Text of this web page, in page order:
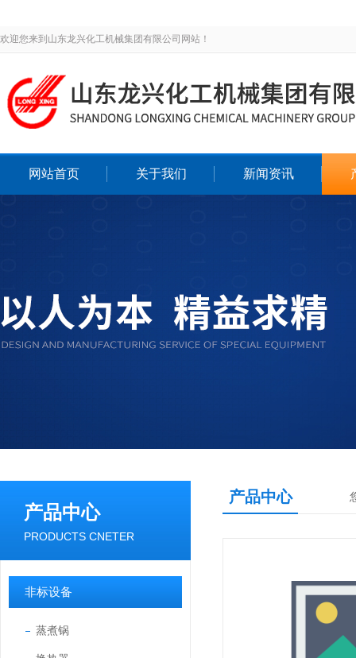
欢迎您来到山东龙兴化工机械集团有限公司网站！
网站首页 关于我们 新闻资讯
产品中心
PRODUCTS CNETER
非标设备
蒸煮锅
产品中心